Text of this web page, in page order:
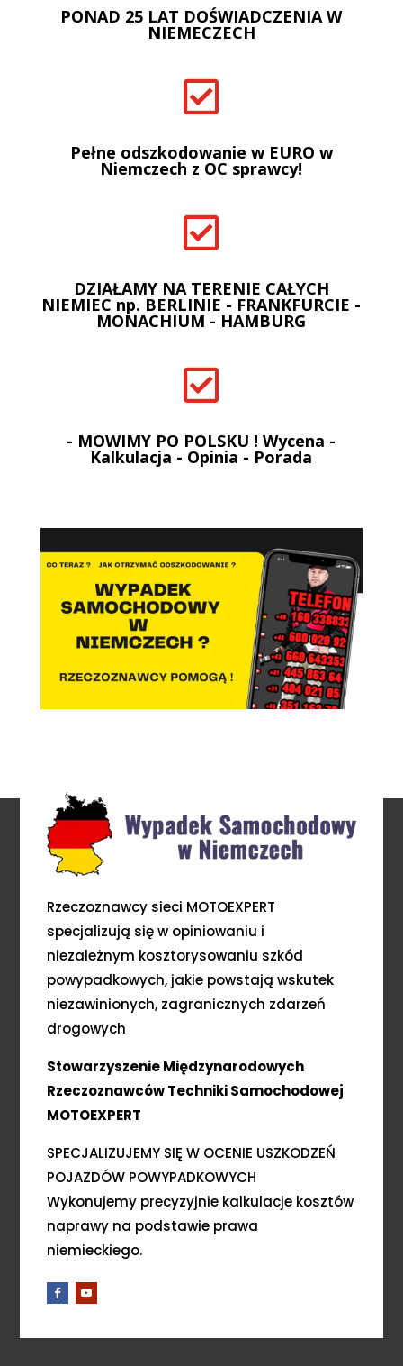
PONAD 25 LAT DOŚWIADCZENIA W
NIEMECZECH

Pełne odszkodowanie w EURO w
Niemczech z OC sprawcy!

DZIAŁAMY NA TERENIE CAŁYCH
NIEMIEC np. BERLINIE - FRANKFURCIE -
MONACHIUM - HAMBURG

- MOWIMY PO POLSKU ! Wycena -
Kalkulacja - Opinia - Porada
Rzeczoznawcy sieci MOTOEXPERT
specjalizują się w opiniowaniu i
niezależnym kosztorysowaniu szkód
powypadkowych, jakie powstają wskutek
niezawinionych, zagranicznych zdarzeń
drogowych
Stowarzyszenie Międzynarodowych
Rzeczoznawców Techniki Samochodowej
MOTOEXPERT
SPECJALIZUJEMY SIĘ W OCENIE USZKODZEŃ
POJAZDÓW POWYPADKOWYCH
Wykonujemy precyzyjnie kalkulacje kosztów
naprawy na podstawie prawa
niemieckiego.